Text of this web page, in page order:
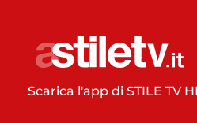
Scarica l'app di STILE TV